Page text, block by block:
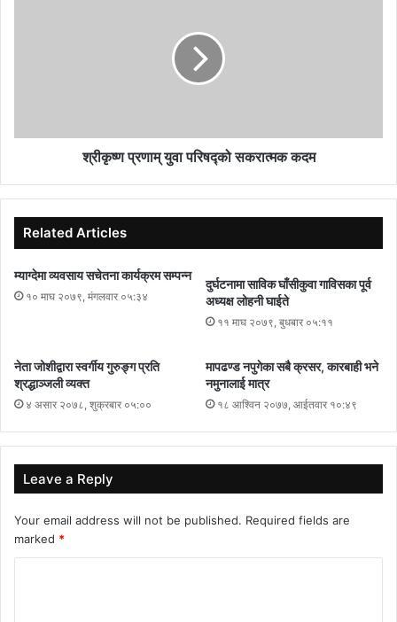
श्रीकृष्ण प्रणाम् युवा परिषद्को सकरात्मक कदम
Related Articles
म्याग्देमा व्यवसाय सचेतना कार्यक्रम सम्पन्न
१० माघ २०७९, मंगलवार ०५:३४
दुर्घटनामा साविक घाँसीकुवा गाविसका पूर्व
अध्यक्ष लोहनी घाईते
११ माघ २०७९, बुधबार ०५:११
नेता जोशीद्वारा स्वर्गीय गुरुङ्ग प्रति
श्रद्धाञ्जली व्यक्त
४ असार २०७८, शुक्रबार ०५:००
मापढण्ड नपुगेका सबै क्रसर, कारबाही भने
नमुनालाई मात्र
१८ आश्विन २०७७, आईतवार १०:४९
Leave a Reply
Your email address will not be published. Required fields are
marked *